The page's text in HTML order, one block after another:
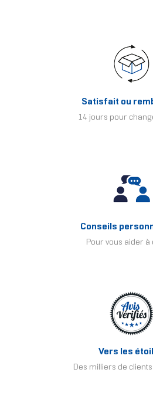
Satisfait ou
14 jours pour
Conseils
Pour vous aider à
Vers les
Des milliers de